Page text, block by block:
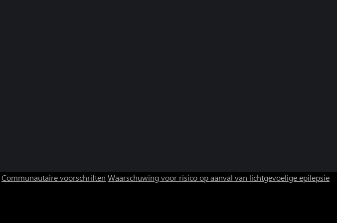
Communautaire voorschriften Waarschuwing voor risico op aanval van lichtgevoelige epilepsie